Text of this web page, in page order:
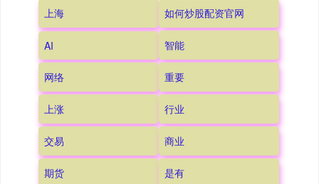
上海 如何炒股配资官网
AI 智能
网络 重要
上涨 行业
交易 商业
期货 是有